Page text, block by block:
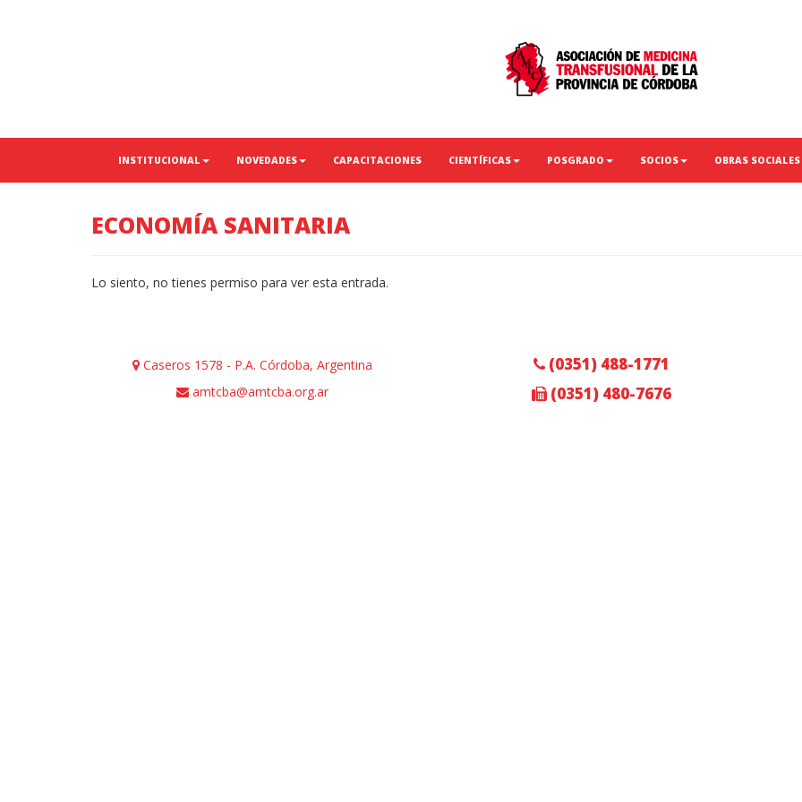
INSTITUCIONAL NOVEDADES CAPACITACIONES CIENTÍFICAS POSGRADO SOCIOS OBRAS SOCIALES
ECONOMÍA SANITARIA
Lo siento, no tienes permiso para ver esta entrada.
Caseros 1578 - P.A. Córdoba, Argentina
amtcba@amtcba.org.ar
(0351) 488-1771
(0351) 480-7676